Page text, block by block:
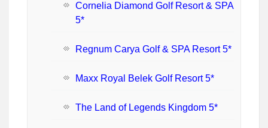
Cornelia Diamond Golf Resort & SPA
5*
Regnum Carya Golf & SPA Resort 5*
Maxx Royal Belek Golf Resort 5*
The Land of Legends Kingdom 5*